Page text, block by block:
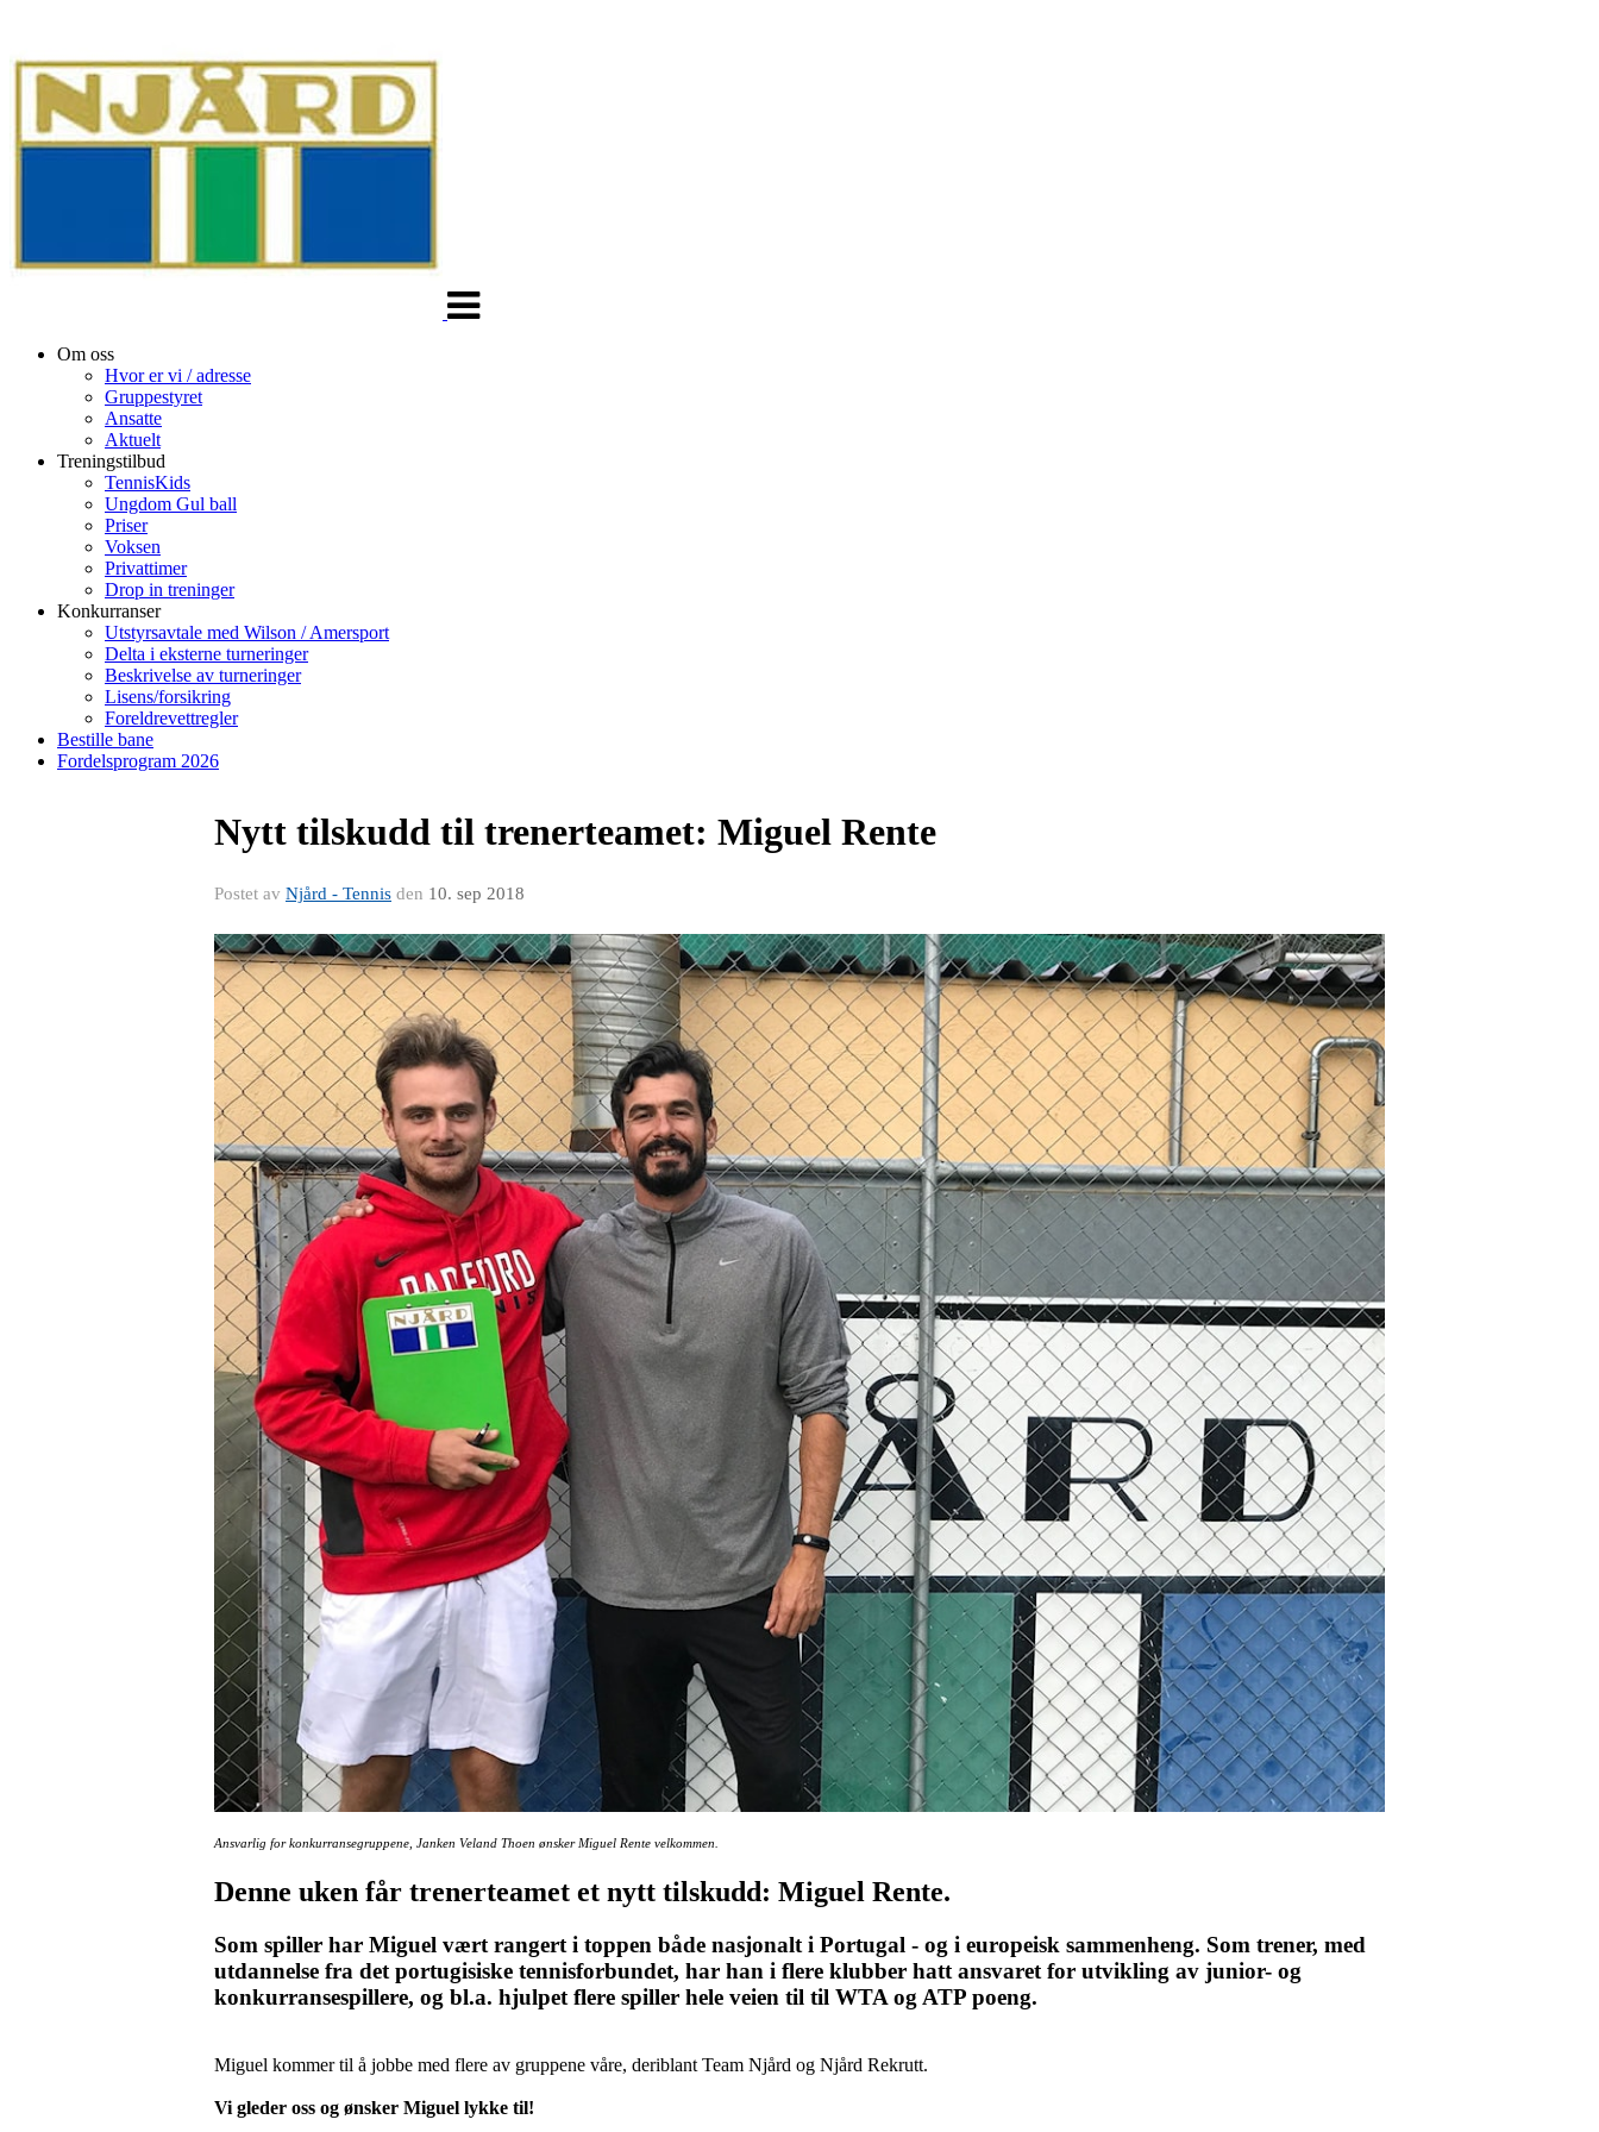
Om oss
Hvor er vi / adresse
Gruppestyret
Ansatte
Aktuelt
Treningstilbud
TennisKids
Ungdom Gul ball
Priser
Voksen
Privattimer
Drop in treninger
Konkurranser
Utstyrsavtale med Wilson / Amersport
Delta i eksterne turneringer
Beskrivelse av turneringer
Lisens/forsikring
Foreldrevettregler
Bestille bane
Fordelsprogram 2026
Nytt tilskudd til trenerteamet: Miguel Rente
Postet av Njård - Tennis den 10. sep 2018
Ansvarlig for konkurransegruppene, Janken Veland Thoen ønsker Miguel Rente velkommen.
Denne uken får trenerteamet et nytt tilskudd: Miguel Rente.
Som spiller har Miguel vært rangert i toppen både nasjonalt i Portugal - og i europeisk sammenheng. Som trener, med
utdannelse fra det portugisiske tennisforbundet, har han i flere klubber hatt ansvaret for utvikling av junior- og
konkurransespillere, og bl.a. hjulpet flere spiller hele veien til til WTA og ATP poeng.
Miguel kommer til å jobbe med flere av gruppene våre, deriblant Team Njård og Njård Rekrutt.
Vi gleder oss og ønsker Miguel lykke til!